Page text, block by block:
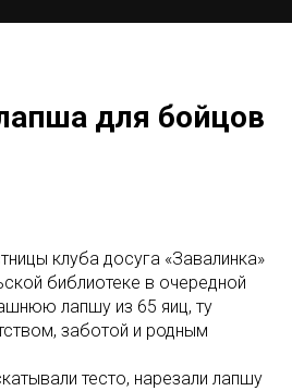
для бойцов
клуба досуга «Завалинка»
библиотеке в очередной
лапшу из 65 яиц, ту
заботой и родным
тесто, нарезали лапшу